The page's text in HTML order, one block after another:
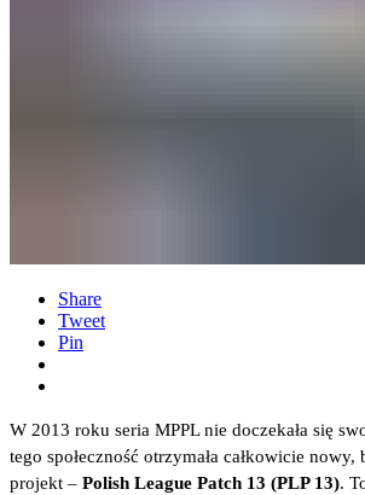
Share
Tweet
Pin
W 2013 roku seria MPPL nie doczekała się
tego społeczność otrzymała całkowicie
projekt – Polish League Patch 13 (PLP 13).